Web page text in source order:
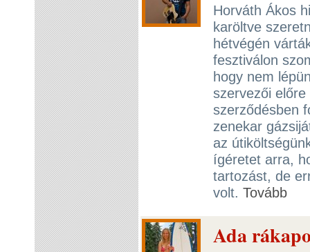
Horváth Ákos
karöltve
hétvégén
fesztiválon
hogy nem
szervezői
szerződésben
zenekar
az
ígéretet arra,
tartozást, de
volt. Tovább
Ada